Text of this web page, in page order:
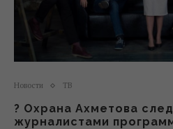
Новости ТВ
? Охрана Ахметова
журналистами